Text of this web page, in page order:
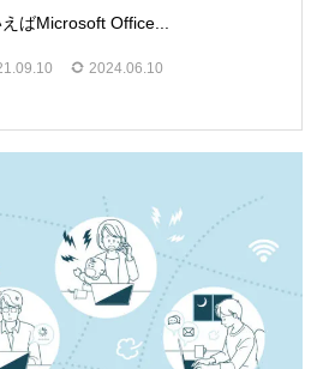
ばMicrosoft Office...
2024.06.10